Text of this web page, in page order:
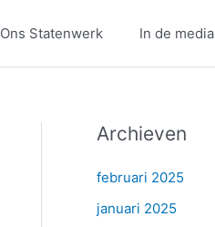
Ons Statenwerk In de media
Archieven
februari 2025
januari 2025